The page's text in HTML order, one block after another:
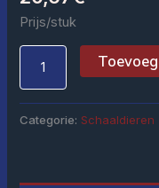
Prijs/stuk
Categorie: Schaaldieren